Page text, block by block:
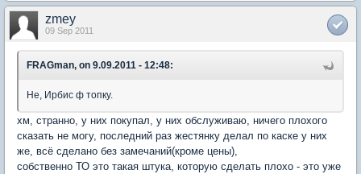
zmey
09 Sep 2011
FRAGman, on 9.09.2011 - 12:48:
Не, Ирбис ф топку.
хм, странно, у них покупал, у них обслуживаю, ничего плохого
сказать не могу, последний раз жестянку делал по каске у них
же, всё сделано без замечаний(кроме цены),
собственно ТО это такая штука, которую сделать плохо - это уже